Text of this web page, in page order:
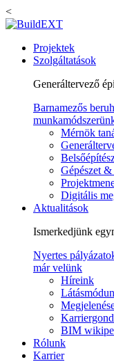
<
Projektek
Szolgáltatások
Generáltervező
Barnamezős
Mérnök
Gépészet
Digitális
Aktualitások
Ismerkedjünk
Nyertes
már velünk
Híreink
BIM
Rólunk
Karrier